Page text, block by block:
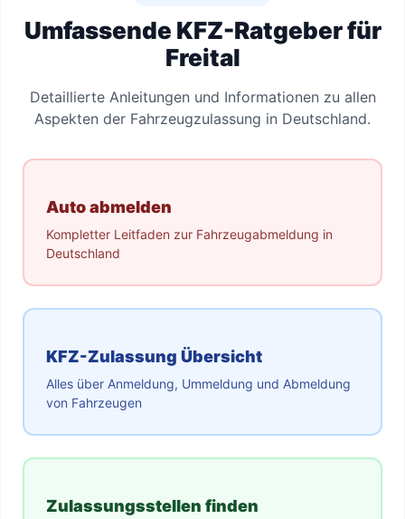
Umfassende KFZ-Ratgeber für
Freital
Detaillierte Anleitungen und Informationen zu allen
Aspekten der Fahrzeugzulassung in Deutschland.
Auto abmelden
Kompletter Leitfaden zur Fahrzeugabmeldung in
Deutschland
KFZ-Zulassung Übersicht
Alles über Anmeldung, Ummeldung und Abmeldung
von Fahrzeugen
Zulassungsstellen finden